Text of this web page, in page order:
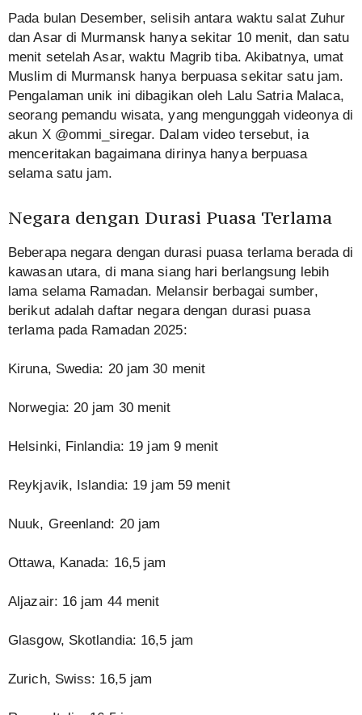
Pada bulan Desember, selisih antara waktu salat Zuhur
dan Asar di Murmansk hanya sekitar 10 menit, dan satu
menit setelah Asar, waktu Magrib tiba. Akibatnya, umat
Muslim di Murmansk hanya berpuasa sekitar satu jam.
Pengalaman unik ini dibagikan oleh Lalu Satria Malaca,
seorang pemandu wisata, yang mengunggah videonya di
akun X @ommi_siregar. Dalam video tersebut, ia
menceritakan bagaimana dirinya hanya berpuasa
selama satu jam.
Negara dengan Durasi Puasa Terlama
Beberapa negara dengan durasi puasa terlama berada di
kawasan utara, di mana siang hari berlangsung lebih
lama selama Ramadan. Melansir berbagai sumber,
berikut adalah daftar negara dengan durasi puasa
terlama pada Ramadan 2025:
Kiruna, Swedia: 20 jam 30 menit
Norwegia: 20 jam 30 menit
Helsinki, Finlandia: 19 jam 9 menit
Reykjavik, Islandia: 19 jam 59 menit
Nuuk, Greenland: 20 jam
Ottawa, Kanada: 16,5 jam
Aljazair: 16 jam 44 menit
Glasgow, Skotlandia: 16,5 jam
Zurich, Swiss: 16,5 jam